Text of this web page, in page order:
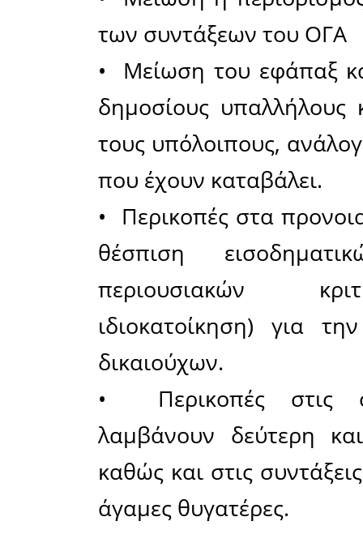
ταμείων
δις Ευρώ,
τη
τόκους
(τα
τόκους
ποσό θα